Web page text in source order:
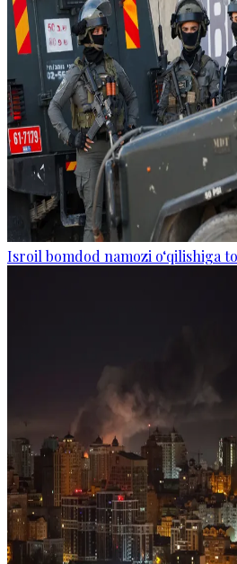
Isroil bomdod namozi o‘qilishiga